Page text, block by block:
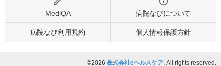
MediQA 病院なびについて
病院なび利用規約 個人情報保護方針
©2026 株式会社eヘルスケア, All rights reserved.